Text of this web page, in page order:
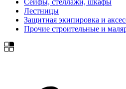
Сейфы, стеллажи, шкафы
Лестницы
Защитная экипировка и
Прочие строительные и